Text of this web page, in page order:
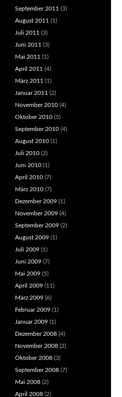
September 2011 (3)
August 2011 (1)
Juli 2011 (3)
Juni 2011 (3)
Mai 2011 (1)
April 2011 (4)
März 2011 (1)
Januar 2011 (2)
November 2010 (4)
Oktober 2010 (5)
September 2010 (4)
August 2010 (1)
Juli 2010 (2)
Juni 2010 (1)
April 2010 (7)
März 2010 (7)
Dezember 2009 (1)
November 2009 (4)
September 2009 (2)
August 2009 (1)
Juli 2009 (1)
Juni 2009 (7)
Mai 2009 (5)
April 2009 (11)
März 2009 (6)
Februar 2009 (1)
Januar 2009 (1)
Dezember 2008 (4)
November 2008 (2)
Oktober 2008 (3)
September 2008 (7)
Mai 2008 (2)
April 2008 (2)